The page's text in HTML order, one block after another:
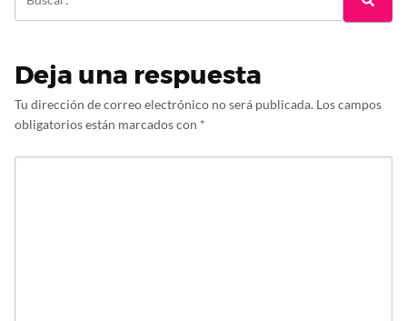
Deja una respuesta
Tu dirección de correo electrónico no será publicada. Los campos
obligatorios están marcados con *